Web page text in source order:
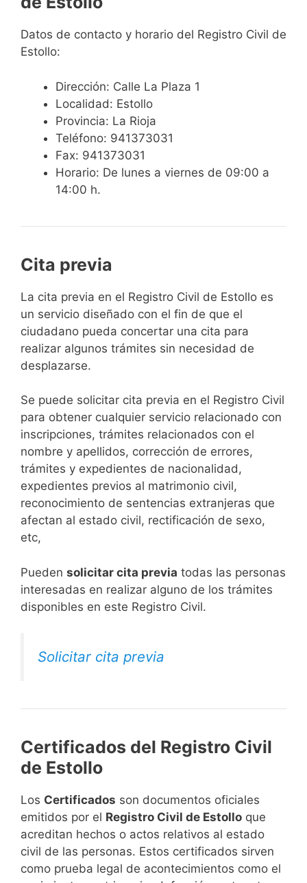
Datos de contacto y horario del Registro Civil de
Estollo:
Dirección: Calle La Plaza 1
Localidad: Estollo
Provincia: La Rioja
Teléfono: 941373031
Fax: 941373031
Horario: De lunes a viernes de 09:00 a
14:00 h.
Cita previa
​​​​​​​​​​​​​​​​​​​​​​​​​​​​La cita previa en el Registro Civil de Estollo es
un servicio diseñado con el fin de que el
ciudadano pueda concertar una cita para
realizar algunos trámites sin necesidad de
desplazarse.​
Se puede solicitar cita previa en el Registro Civil
para obtener cualquier servicio relacionado con
inscripciones, trámites relacionados con el
nombre y apellidos, corrección de errores,
trámites y expedientes de nacionalidad,
expedientes previos al matrimonio civil,
reconocimiento de sentencias extranjeras que
afectan al estado civil, rectificación de sexo,
etc,
​Pueden solicitar cita previa todas las personas
interesadas en realizar alguno de los trámites
disponibles en este Registro Civil.​
Solicitar cita previa
Certificados del Registro Civil
de Estollo
Los Certificados son documentos oficiales
emitidos por el Registro Civil de Estollo que
acreditan hechos o actos relativos al estado
civil de las personas. Estos certificados sirven
como prueba legal de acontecimientos como el